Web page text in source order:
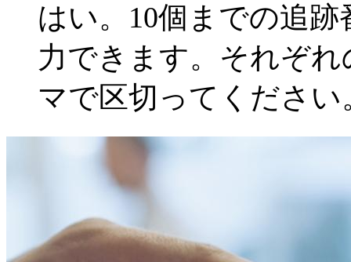
はい。10個までの追
力できます。それぞ
マで区切ってください